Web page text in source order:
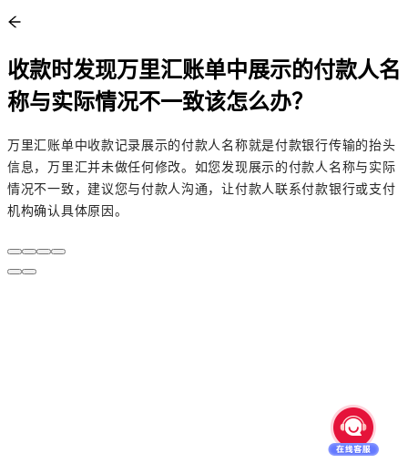
收款时发现万里汇账单中展示的付款人名
称与实际情况不一致该怎么办？
万里汇账单中收款记录展示的付款人名称就是付款银行传输的抬头
信息，万里汇并未做任何修改。如您发现展示的付款人名称与实际
情况不一致，建议您与付款人沟通，让付款人联系付款银行或支付
机构确认具体原因。